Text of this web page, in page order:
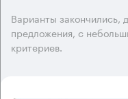
Варианты закончились,
предложения, с
критериев.